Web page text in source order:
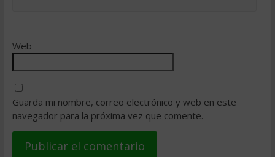
Web
Guarda mi nombre, correo electrónico y web en este
navegador para la próxima vez que comente.